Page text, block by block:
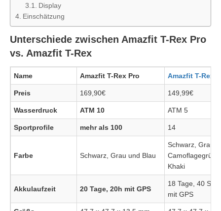
Display
Einschätzung
Unterschiede zwischen Amazfit T-Rex Pro
vs. Amazfit T-Rex
Name Amazfit T-Rex Pro Amazfit T-Rex
Preis 169,90€ 149,99€
Wasserdruck ATM 10 ATM 5
Sportprofile mehr als 100 14
Farbe Schwarz, Grau und Blau
Schwarz, Grau,
Camoflagegrün
Khaki
Akkulaufzeit 20 Tage, 20h mit GPS
18 Tage, 40
mit GPS